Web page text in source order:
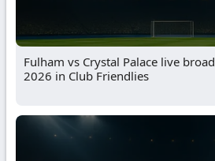
Fulham vs Crystal Palace live
2026 in Club Friendlies